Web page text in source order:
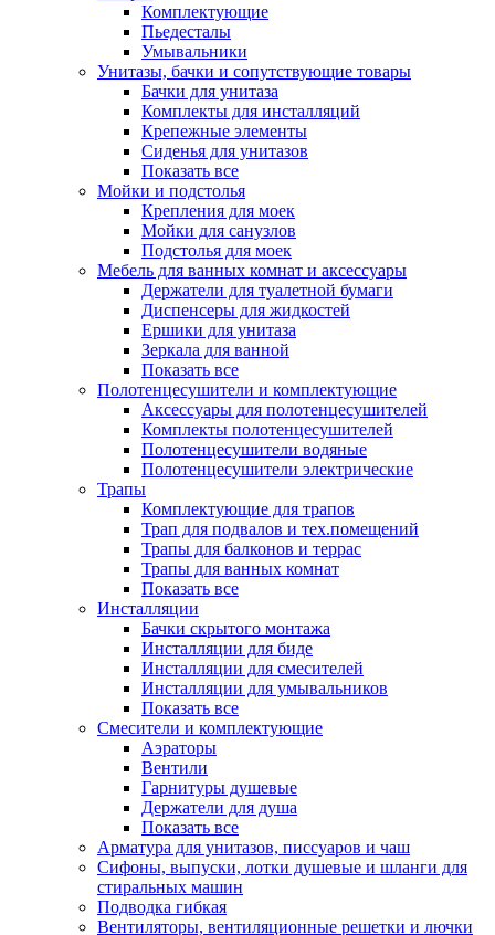
Комплектующие
Пьедесталы
Умывальники
Унитазы, бачки и сопутствующие товары
Бачки для унитаза
Комплекты для инсталляций
Крепежные элементы
Сиденья для унитазов
Показать все
Мойки и подстолья
Крепления для моек
Мойки для санузлов
Подстолья для моек
Мебель для ванных комнат и аксессуары
Держатели для туалетной бумаги
Диспенсеры для жидкостей
Ершики для унитаза
Зеркала для ванной
Показать все
Полотенцесушители и комплектующие
Аксессуары для полотенцесушителей
Комплекты полотенцесушителей
Полотенцесушители водяные
Полотенцесушители электрические
Трапы
Комплектующие для трапов
Трап для подвалов и тех.помещений
Трапы для балконов и террас
Трапы для ванных комнат
Показать все
Инсталляции
Бачки скрытого монтажа
Инсталляции для биде
Инсталляции для смесителей
Инсталляции для умывальников
Показать все
Смесители и комплектующие
Аэраторы
Вентили
Гарнитуры душевые
Держатели для душа
Показать все
Арматура для унитазов, писсуаров и чаш
Сифоны, выпуски, лотки душевые и шланги для
стиральных машин
Подводка гибкая
Вентиляторы, вентиляционные решетки и лючки